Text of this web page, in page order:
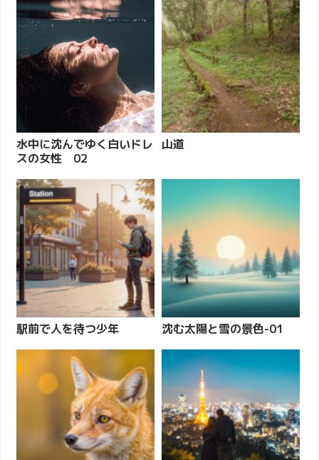
水中に沈んでゆく白いドレ
スの女性 02
山道
駅前で人を待つ少年 沈む太陽と雪の景色-01